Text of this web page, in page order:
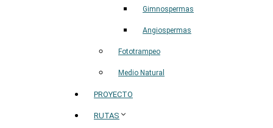
Gimnospermas
Angiospermas
Fototrampeo
Medio Natural
PROYECTO
RUTAS